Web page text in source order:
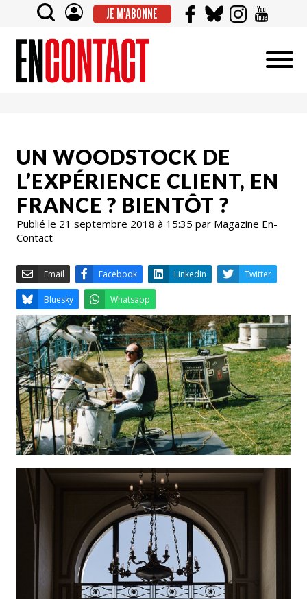
JE M'ABONNE
UN WOODSTOCK DE
L’EXPÉRIENCE CLIENT, EN
FRANCE ? BIENTÔT ?
Publié le 21 septembre 2018 à 15:35 par Magazine En-
Contact
Email Facebook LinkedIn
Bluesky Whatsapp